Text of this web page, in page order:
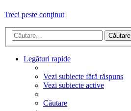
Treci peste conţinut
Căutare
Legături rapide
Vezi subiecte fără răspuns
Vezi subiecte active
Căutare